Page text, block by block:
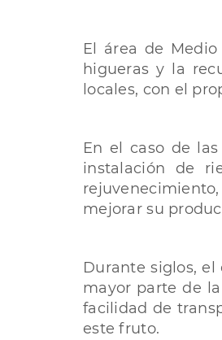
El área de
higueras y la
locales, con el
En el caso de
instalación de
mejorar su
Durante siglos,
mayor parte de
facilidad de
este fruto.